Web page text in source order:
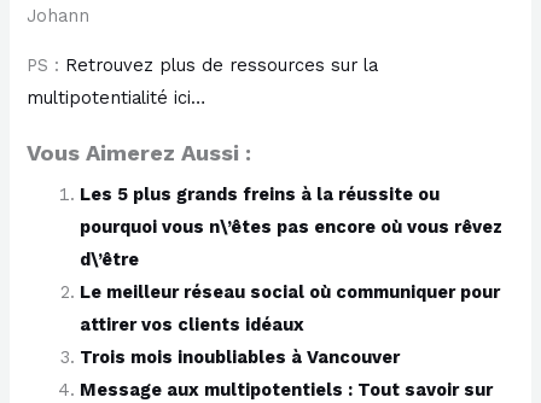
Johann
PS : Retrouvez plus de ressources sur la
multipotentialité ici…
Vous Aimerez Aussi :
Les 5 plus grands freins à la réussite ou
pourquoi vous n\’êtes pas encore où vous rêvez
d\’être
Le meilleur réseau social où communiquer pour
attirer vos clients idéaux
Trois mois inoubliables à Vancouver
Message aux multipotentiels : Tout savoir sur